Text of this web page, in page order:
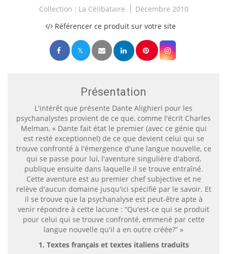
Collection : La Célibataire
Décembre 2010
Référencer ce produit sur votre site
Présentation
L'intérêt que présente Dante Alighieri pour les
psychanalystes provient de ce que, comme l'écrit Charles
Melman, « Dante fait état le premier (avec ce génie qui
est resté exceptionnel) de ce que devient celui qui se
trouve confronté à l'émergence d'une langue nouvelle, ce
qui se passe pour lui, l'aventure singulière d'abord,
publique ensuite dans laquelle il se trouve entraîné.
Cette aventure est au premier chef subjective et ne
relève d'aucun domaine jusqu'ici spécifié par le savoir. Et
il se trouve que la psychanalyse est peut-être apte à
venir répondre à cette lacune : “Qu'est-ce qui se produit
pour celui qui se trouve confronté, emmené par cette
langue nouvelle qu'il a en outre créée?” »
1. Textes français et textes italiens traduits